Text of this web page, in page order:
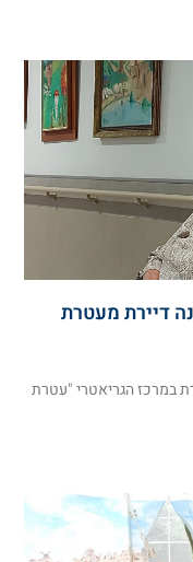
דיירת מעטרת
במרכז הגריאטרי "עטרת